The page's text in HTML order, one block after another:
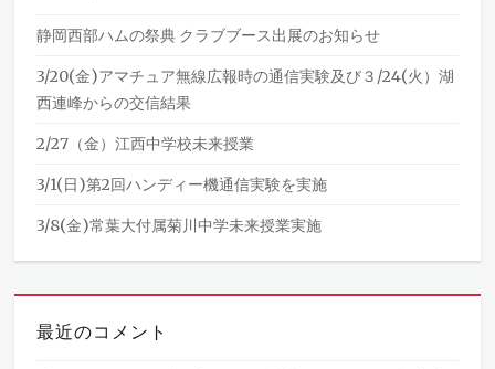
静岡西部ハムの祭典 クラブブース出展のお知らせ
3/20(金)アマチュア無線広報時の通信実験及び３/24(火）湖
西連峰からの交信結果
2/27（金）江西中学校未来授業
3/1(日)第2回ハンディー機通信実験を実施
3/8(金)常葉大付属菊川中学未来授業実施
最近のコメント